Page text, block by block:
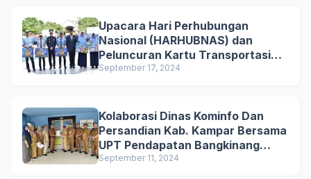
Upacara Hari Perhubungan
Nasional (HARHUBNAS) dan
Peluncuran Kartu Transportasi
Pelajar Gratis
September 17, 2024
Kolaborasi Dinas Kominfo Dan
Persandian Kab. Kampar Bersama
UPT Pendapatan Bangkinang
untuk Mensosialisasikan
September 11, 2024